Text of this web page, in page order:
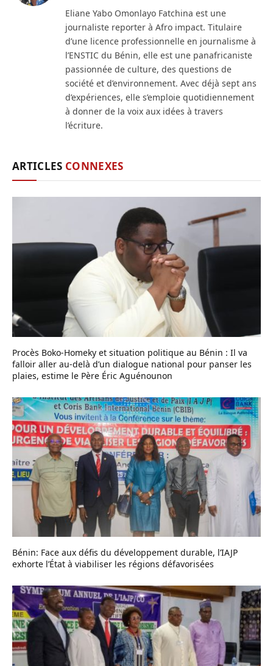
Eliane Yabo Omonlayo Fatchina est une
journaliste reporter à Afro impact. Titulaire
d’une licence professionnelle en journalisme à
l’ENSTIC du Bénin, elle est une panafricaniste
passionnée de culture, des questions de
société et d’environnement. Avec déjà sept ans
d’expériences, elle s’emploie quotidiennement
à donner de la voix aux idées à travers
l’écriture.
ARTICLES CONNEXES
Procès Boko-Homeky et situation politique au Bénin : Il va
falloir aller au-delà d’un dialogue national pour panser les
plaies, estime le Père Éric Aguénounon
Bénin: Face aux défis du développement durable, l’IAJP
exhorte l’État à viabiliser les régions défavorisées